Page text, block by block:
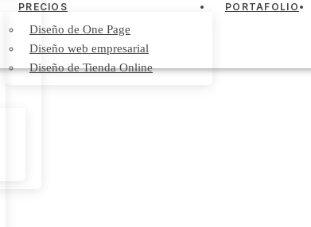
PRECIOS
Diseño de One Page
Diseño web empresarial
Diseño de Tienda Online
PORTAFOLIO